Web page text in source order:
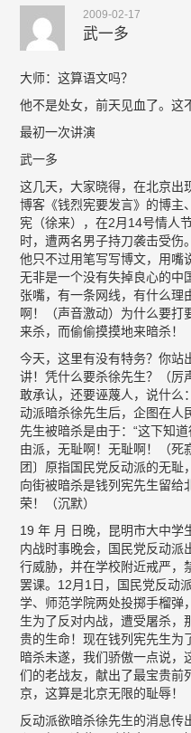
2009-02-17
武一多
大师：这算语文吗？
他不是处女，前天见血了。这
最初一次讲演
武一多
这几天，大家晓得，在北京出
博客《钱烈宪要发言》的博主
宪（徐来），在2月14号情人
时，遭两名男子持刀袭击受伤
他只不过用笔写写博文，用嘴
无非是一个没有失掉良心的中
张嘴，有一条网线，有什么理
啊！（声音激动）为什么要打
来杀，而偷偷摸摸地来暗杀！
今天，这里有没有特务？你站
讲！凭什么要杀徐先生？（厉
敢承认，还要诬蔑人，说什么
动派暗杀徐先生后，企图在人
先生被暗杀是由于：“这下知
由派，无耻啊！无耻啊！（死
团〕原指国民党反动派的无耻
向街被暗杀是钱列宪先生留给
荣！（沉默）
19 年 月 日晚，昆明市大中学
内战时事晚会，国民党反动派
行威胁，并在学校附近戒严，
罢课。12月1日，国民党反动
学、师范学院两处投掷手榴弹
生为了反对内战，遭受屠杀，
贵的生命！现在钱列宪先生为
暗杀未遂，我们骄傲一点说，
们的老战友，献出了最宝贵前
京，这算是北京无限的耻辱！
反动派欲暗杀徐先生的消息传